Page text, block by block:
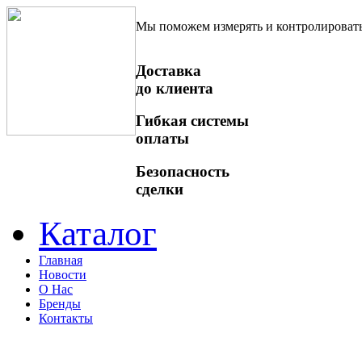
Мы поможем измерять и
Доставка
до клиента
Гибкая системы
оплаты
Безопасность
сделки
Каталог
Главная
Новости
О Нас
Бренды
Контакты